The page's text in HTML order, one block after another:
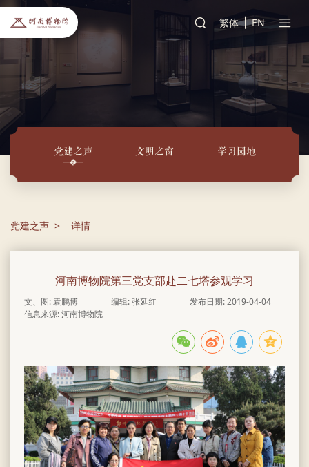
繁体 EN
党建之声 文明之窗 学习园地
党建之声 详情
河南博物院第三党支部赴二七塔参观学习
文、图: 袁鹏博 编辑: 张延红
发布日期: 2019-04-04
信息来源: 河南博物院